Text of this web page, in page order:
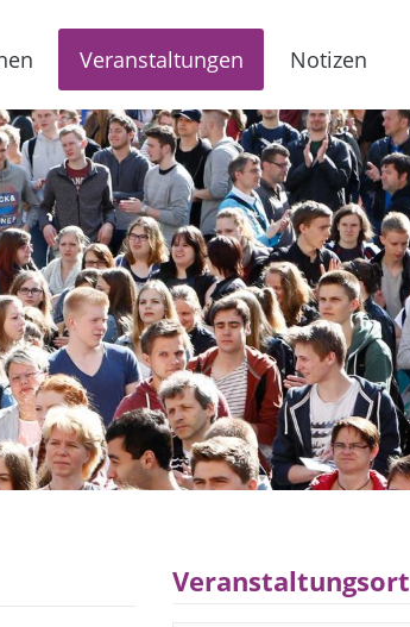
Veranstaltungen Notizen
Veranstaltungsort